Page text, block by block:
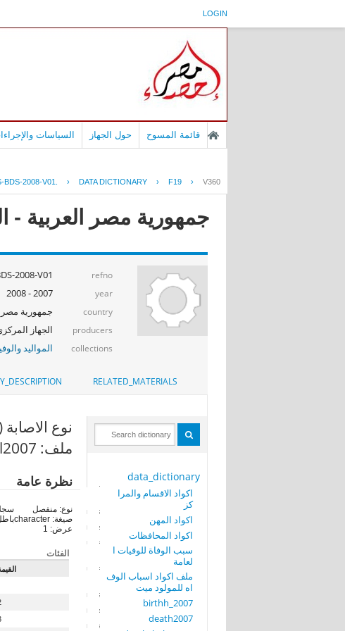
LOGIN
قائمة المسوح حول الجهاز السياسات
BDS-2008-V01. › DATA DICTIONARY › F19 › V360
جمهورية مصر العربية -
refno
2008-V01.
year
2007 - 2008
country جمهورية مصر
producers الجهاز
collections المواليد
RELATED_MATERIALS
data_dictionary
اكواد الاقسام والمرا
كز
اكواد المهن
اكواد المحافظات
سبب الوفاة للوفيات ا
لعامة
ملف اكواد اسباب الوف
اه للمولود ميت
birthh_2007
death2007
نوع الاصابة (PAIN_TYP)
ملف: tab_painfull2007
نظرة عامة
نوع: منفصل
صيغة: character
عرض: 1
الفئات